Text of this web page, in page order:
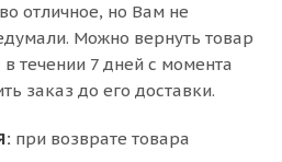
отличное, но Вам не
Можно вернуть товар
течении 7 дней с момента
заказ до его доставки.
при возврате товара